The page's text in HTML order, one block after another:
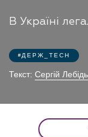
В Україні
ДЕРЖ_TECH
Текст: Сергій Лебідь